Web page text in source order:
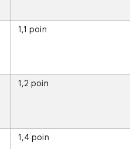
1,1 poin
1,2 poin
1,4 poin